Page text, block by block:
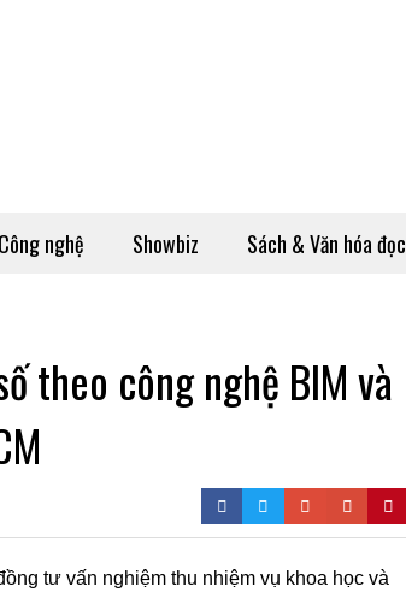
nghệ Showbiz Sách & Văn hóa đọc
theo công nghệ BIM và
tư vấn nghiệm thu nhiệm vụ khoa học và